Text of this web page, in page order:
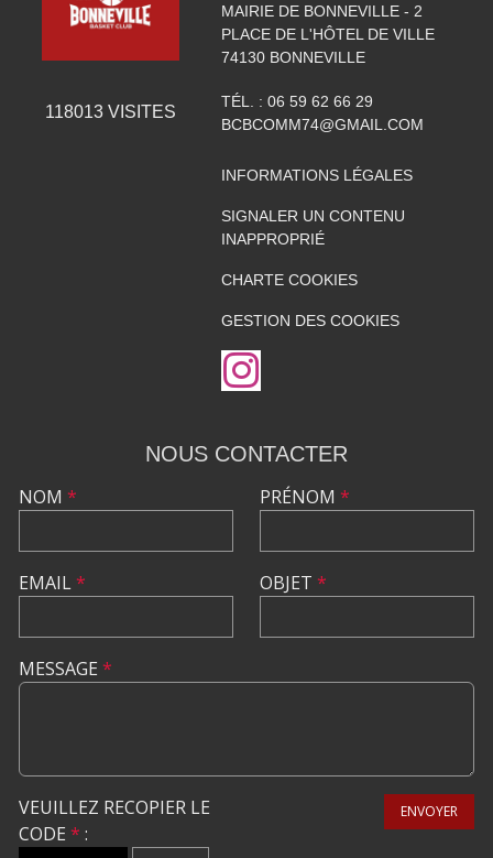
118013VISITES
MAIRIE DE BONNEVILLE - 2
PLACE DE L'HÔTEL DE VILLE
74130 BONNEVILLE
TÉL. : 06 59 62 66 29
BCBCOMM74@GMAIL.COM
INFORMATIONS LÉGALES
SIGNALER UN CONTENU
INAPPROPRIÉ
CHARTE COOKIES
GESTION DES COOKIES
NOUS CONTACTER
NOM *
EMAIL*
PRÉNOM *
OBJET *
MESSAGE *
VEUILLEZ RECOPIER LE
CODE * :
ENVOYER